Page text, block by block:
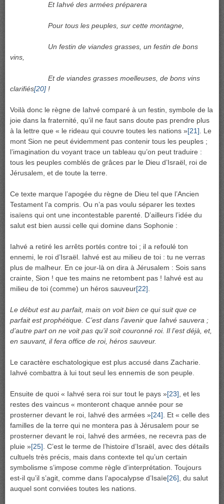
Et Iahvé des armées préparera
Pour tous les peuples, sur cette montagne,
Un festin de viandes grasses, un festin de bons
vins,
Et de viandes grasses moelleuses, de bons vins
clarifiés[20] !
Voilà donc le règne de Iahvé comparé à un festin, symbole de la
joie dans la fraternité, qu’il ne faut sans doute pas prendre plus
à la lettre que « le rideau qui couvre toutes les nations »[21] . Le
mont Sion ne peut évidemment pas contenir tous les peuples ;
l’imagination du voyant trace un tableau qu’on peut traduire :
tous les peuples comblés de grâces par le Dieu d’Israël, roi de
Jérusalem, et de toute la terre.
Ce texte marque l’apogée du règne de Dieu tel que l’Ancien
Testament l’a compris. Ou n’a pas voulu séparer les textes
isaïens qui ont une incontestable parenté. D’ailleurs l’idée du
salut est bien aussi celle qui domine dans Sophonie :
Iahvé a retiré les arrêts portés contre toi ; il a refoulé ton
ennemi, le roi d’Israël. Iahvé est au milieu de toi : tu ne verras
plus de malheur. En ce jour-là on dira à Jérusalem : Sois sans
crainte, Sion ! que tes mains ne retombent pas ! Iahvé est au
milieu de toi (comme) un héros sauveur[22]
Le début est au parfait, mais on voit bien ce qui suit que ce
parfait est prophétique. C’est dans l’avenir que Iahvé sauvera ;
d’autre part on ne voit pas qu’il soit couronné roi. Il l’est déjà, et,
en sauvant, il fera office de roi, héros sauveur.
Le caractère eschatologique est plus accusé dans Zacharie.
Iahvé combattra à lui tout seul les ennemis de son peuple.
Ensuite de quoi « Iahvé sera roi sur tout le pays »[23] , et les
restes des vaincus « monteront chaque année pour se
prosterner devant le roi, Iahvé des armées »[24] . Et « celle des
familles de la terre qui ne montera pas à Jérusalem pour se
prosterner devant le roi, Iahvé des armées, ne recevra pas de
pluie »[25] . C’est le terme de l’histoire d’Israël, avec des détails
cultuels très précis, mais dans contexte tel qu’un certain
symbolisme s’impose comme règle d’interprétation. Toujours
est-il qu’il s’agit, comme dans l’apocalypse d’Isaïe[26] , du salut
auquel sont conviées toutes les nations.